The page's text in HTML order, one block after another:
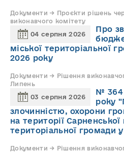
Документи → Проєкти рішень
виконавчого комітету
04 серпня 2026
Про
міської територіальної
2026 року
Документи → Рішення
Липень
03 серпня 2026
№ 364
року
злочинністю, охорони
на території Сарненської
територіальної громади у
Документи → Рішення